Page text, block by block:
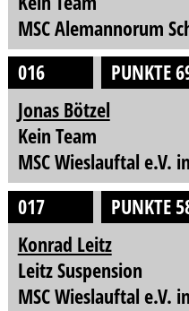
MSC Alemannorum
016
PUNKTE
Jonas Bötzel
Kein Team
MSC Wieslauftal e.V.
017
PUNKTE
Konrad Leitz
Leitz Suspension
MSC Wieslauftal e.V.